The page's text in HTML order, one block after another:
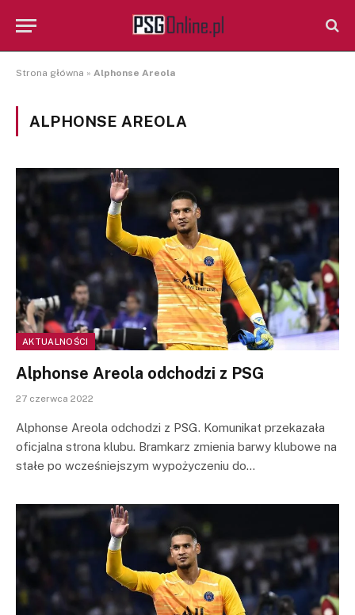
Strona główna » Alphonse Areola
ALPHONSE AREOLA
AKTUALNOŚCI
Alphonse Areola odchodzi z PSG
27 czerwca 2022
Alphonse Areola odchodzi z PSG. Komunikat przekazała
oficjalna strona klubu. Bramkarz zmienia barwy klubowe na
stałe po wcześniejszym wypożyczeniu do…